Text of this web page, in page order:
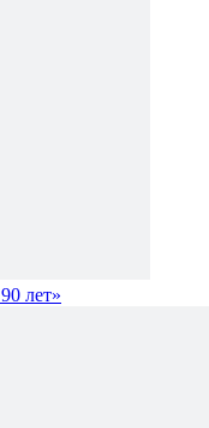
лет»